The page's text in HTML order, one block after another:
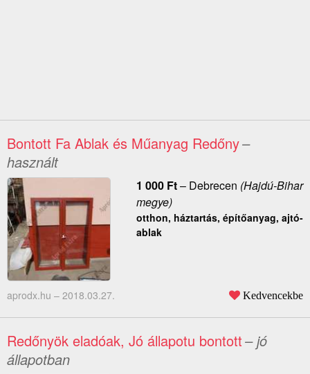
Bontott Fa Ablak és Műanyag Redőny–
használt
1 000 Ft– Debrecen (Hajdú-Bihar
megye)
otthon, háztartás, építőanyag, ajtó-
ablak
aprodx.hu – 2018.03.27. Kedvencekbe
Redőnyök eladóak, Jó állapotu bontott– jó
állapotban